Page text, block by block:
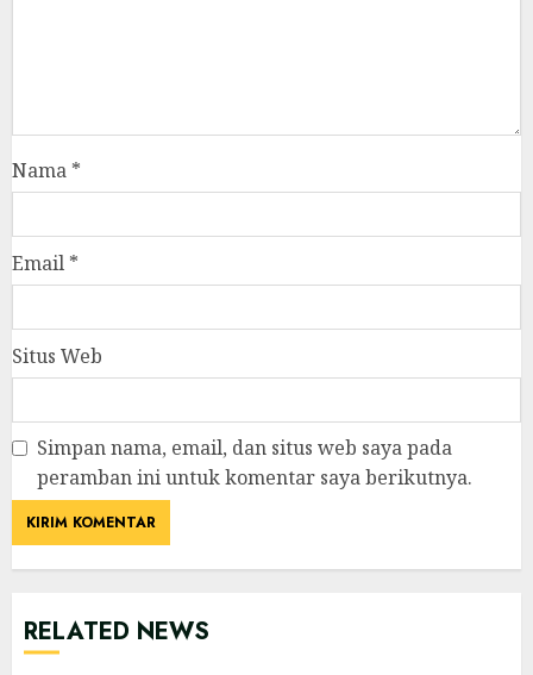
Nama *
Email *
Situs Web
Simpan nama, email, dan situs web saya pada
peramban ini untuk komentar saya berikutnya.
RELATED NEWS